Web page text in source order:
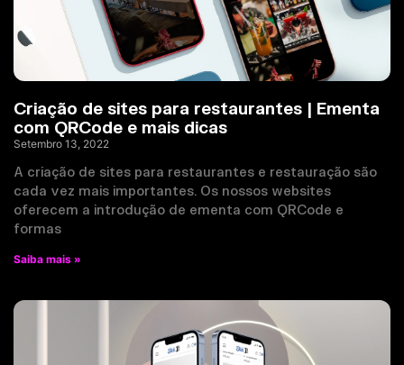
Criação de sites para restaurantes | Ementa
com QRCode e mais dicas
Setembro 13, 2022
A criação de sites para restaurantes e restauração são
cada vez mais importantes. Os nossos websites
oferecem a introdução de ementa com QRCode e
formas
Saiba mais »